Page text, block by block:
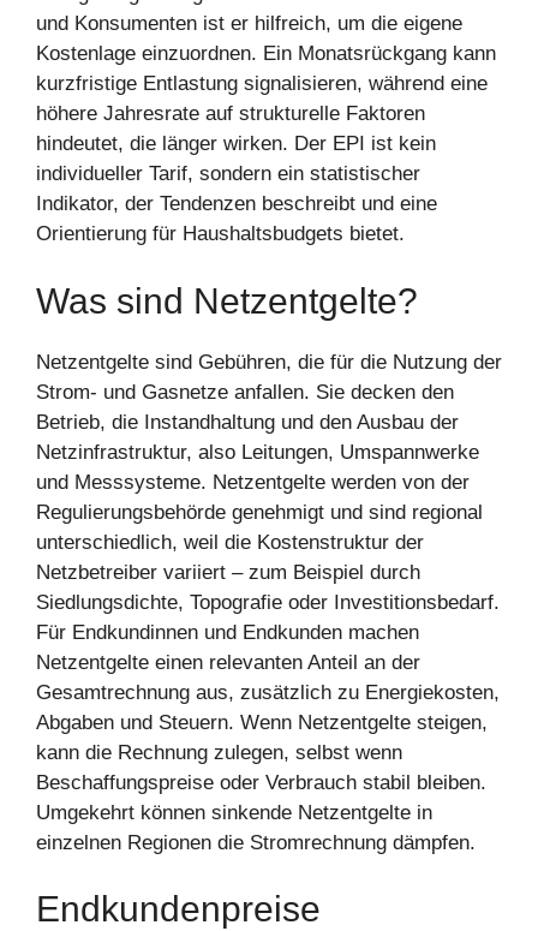
und Konsumenten ist er hilfreich, um die eigene
Kostenlage einzuordnen. Ein Monatsrückgang kann
kurzfristige Entlastung signalisieren, während eine
höhere Jahresrate auf strukturelle Faktoren
hindeutet, die länger wirken. Der EPI ist kein
individueller Tarif, sondern ein statistischer
Indikator, der Tendenzen beschreibt und eine
Orientierung für Haushaltsbudgets bietet.
Was sind Netzentgelte?
Netzentgelte sind Gebühren, die für die Nutzung der
Strom- und Gasnetze anfallen. Sie decken den
Betrieb, die Instandhaltung und den Ausbau der
Netzinfrastruktur, also Leitungen, Umspannwerke
und Messsysteme. Netzentgelte werden von der
Regulierungsbehörde genehmigt und sind regional
unterschiedlich, weil die Kostenstruktur der
Netzbetreiber variiert – zum Beispiel durch
Siedlungsdichte, Topografie oder Investitionsbedarf.
Für Endkundinnen und Endkunden machen
Netzentgelte einen relevanten Anteil an der
Gesamtrechnung aus, zusätzlich zu Energiekosten,
Abgaben und Steuern. Wenn Netzentgelte steigen,
kann die Rechnung zulegen, selbst wenn
Beschaffungspreise oder Verbrauch stabil bleiben.
Umgekehrt können sinkende Netzentgelte in
einzelnen Regionen die Stromrechnung dämpfen.
Endkundenpreise